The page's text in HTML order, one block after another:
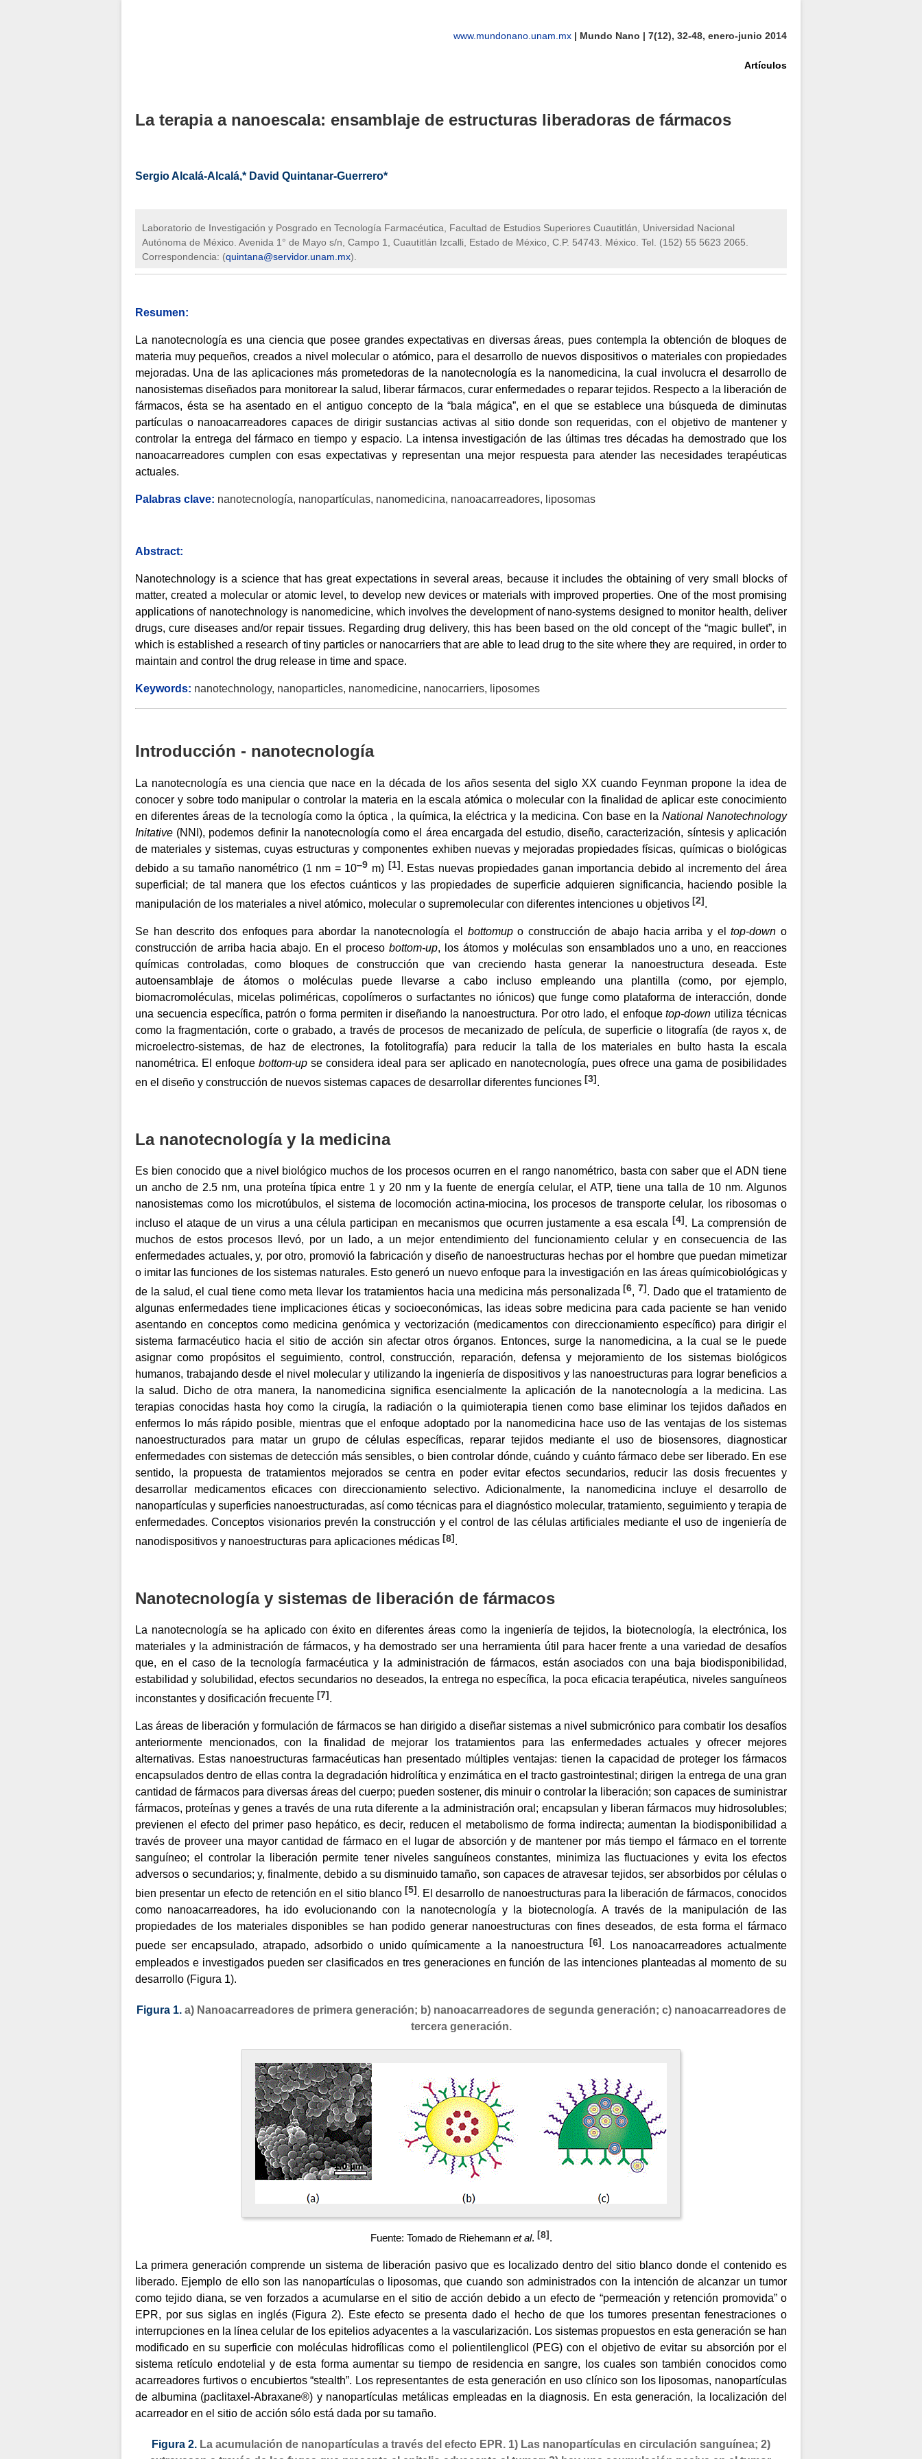
www.mundonano.unam.mx | Mundo Nano | 7(12), 32-48, enero-junio 2014
Artículos
La terapia a nanoescala: ensamblaje de estructuras liberadoras de fármacos
Sergio Alcalá-Alcalá,* David Quintanar-Guerrero*
Laboratorio de Investigación y Posgrado en Tecnología Farmacéutica, Facultad de Estudios Superiores Cuautitlán, Universidad Nacional
Autónoma de México. Avenida 1° de Mayo s/n, Campo 1, Cuautitlán Izcalli, Estado de México, C.P. 54743. México. Tel. (152) 55 5623 2065.
Correspondencia: (quintana@servidor.unam.mx).
Resumen:
La nanotecnología es una ciencia que posee grandes expectativas en diversas áreas, pues contempla la obtención de bloques de
materia muy pequeños, creados a nivel molecular o atómico, para el desarrollo de nuevos dispositivos o materiales con propiedades
mejoradas. Una de las aplicaciones más prometedoras de la nanotecnología es la nanomedicina, la cual involucra el desarrollo de
nanosistemas diseñados para monitorear la salud, liberar fármacos, curar enfermedades o reparar tejidos. Respecto a la liberación de
fármacos, ésta se ha asentado en el antiguo concepto de la “bala mágica”, en el que se establece una búsqueda de diminutas
partículas o nanoacarreadores capaces de dirigir sustancias activas al sitio donde son requeridas, con el objetivo de mantener y
controlar la entrega del fármaco en tiempo y espacio. La intensa investigación de las últimas tres décadas ha demostrado que los
nanoacarreadores cumplen con esas expectativas y representan una mejor respuesta para atender las necesidades terapéuticas
actuales.
Palabras clave: nanotecnología, nanopartículas, nanomedicina, nanoacarreadores, liposomas
Abstract:
Nanotechnology is a science that has great expectations in several areas, because it includes the obtaining of very small blocks of
matter, created a molecular or atomic level, to develop new devices or materials with improved properties. One of the most promising
applications of nanotechnology is nanomedicine, which involves the development of nano-systems designed to monitor health, deliver
drugs, cure diseases and/or repair tissues. Regarding drug delivery, this has been based on the old concept of the “magic bullet”, in
which is established a research of tiny particles or nanocarriers that are able to lead drug to the site where they are required, in order to
maintain and control the drug release in time and space.
Keywords: nanotechnology, nanoparticles, nanomedicine, nanocarriers, liposomes
Introducción - nanotecnología
La nanotecnología es una ciencia que nace en la década de los años sesenta del siglo XX cuando Feynman propone la idea de
conocer y sobre todo manipular o controlar la materia en la escala atómica o molecular con la finalidad de aplicar este conocimiento
en diferentes áreas de la tecnología como la óptica , la química, la eléctrica y la medicina. Con base en laNational Nanotechnology
Initative (NNI), podemos definir la nanotecnología como el área encargada del estudio, diseño, caracterización, síntesis y aplicación
de materiales y sistemas, cuyas estructuras y componentes exhiben nuevas y mejoradas propiedades físicas, químicas o biológicas
debido a su tamaño nanométrico (1 nm = 10‒9 m) [1]. Estas nuevas propiedades ganan importancia debido al incremento del área
superficial; de tal manera que los efectos cuánticos y las propiedades de superficie adquieren significancia, haciendo posible la
manipulación de los materiales a nivel atómico, molecular o supremolecular con diferentes intenciones u objetivos [2].
Se han descrito dos enfoques para abordar la nanotecnología el bottomupo construcción de abajo hacia arriba y eltop-down o
construcción de arriba hacia abajo. En el proceso bottom-up, los átomos y moléculas son ensamblados uno a uno, en reacciones
químicas controladas, como bloques de construcción que van creciendo hasta generar la nanoestructura deseada. Este
autoensamblaje de átomos o moléculas puede llevarse a cabo incluso empleando una plantilla (como, por ejemplo,
biomacromoléculas, micelas poliméricas, copolímeros o surfactantes no iónicos) que funge como plataforma de interacción, donde
una secuencia específica, patrón o forma permiten ir diseñando la nanoestructura. Por otro lado, el enfoquetop-down utiliza técnicas
como la fragmentación, corte o grabado, a través de procesos de mecanizado de película, de superficie o litografía (de rayos x, de
microelectro-sistemas, de haz de electrones, la fotolitografía) para reducir la talla de los materiales en bulto hasta la escala
nanométrica. El enfoquebottom-up se considera ideal para ser aplicado en nanotecnología, pues ofrece una gama de posibilidades
en el diseño y construcción de nuevos sistemas capaces de desarrollar diferentes funciones [3].
La nanotecnología y la medicina
Es bien conocido que a nivel biológico muchos de los procesos ocurren en el rango nanométrico, basta con saber que el ADN tiene
un ancho de 2.5 nm, una proteína típica entre 1 y 20 nm y la fuente de energía celular, el ATP, tiene una talla de 10 nm. Algunos
nanosistemas como los microtúbulos, el sistema de locomoción actina-miocina, los procesos de transporte celular, los ribosomas o
incluso el ataque de un virus a una célula participan en mecanismos que ocurren justamente a esa escala [4]. La comprensión de
muchos de estos procesos llevó, por un lado, a un mejor entendimiento del funcionamiento celular y en consecuencia de las
enfermedades actuales, y, por otro, promovió la fabricación y diseño de nanoestructuras hechas por el hombre que puedan mimetizar
o imitar las funciones de los sistemas naturales. Esto generó un nuevo enfoque para la investigación en las áreas químicobiológicas y
de la salud, el cual tiene como meta llevar los tratamientos hacia una medicina más personalizada[6, 7]. Dado que el tratamiento de
algunas enfermedades tiene implicaciones éticas y socioeconómicas, las ideas sobre medicina para cada paciente se han venido
asentando en conceptos como medicina genómica y vectorización (medicamentos con direccionamiento específico) para dirigir el
sistema farmacéutico hacia el sitio de acción sin afectar otros órganos. Entonces, surge la nanomedicina, a la cual se le puede
asignar como propósitos el seguimiento, control, construcción, reparación, defensa y mejoramiento de los sistemas biológicos
humanos, trabajando desde el nivel molecular y utilizando la ingeniería de dispositivos y las nanoestructuras para lograr beneficios a
la salud. Dicho de otra manera, la nanomedicina significa esencialmente la aplicación de la nanotecnología a la medicina. Las
terapias conocidas hasta hoy como la cirugía, la radiación o la quimioterapia tienen como base eliminar los tejidos dañados en
enfermos lo más rápido posible, mientras que el enfoque adoptado por la nanomedicina hace uso de las ventajas de los sistemas
nanoestructurados para matar un grupo de células específicas, reparar tejidos mediante el uso de biosensores, diagnosticar
enfermedades con sistemas de detección más sensibles, o bien controlar dónde, cuándo y cuánto fármaco debe ser liberado. En ese
sentido, la propuesta de tratamientos mejorados se centra en poder evitar efectos secundarios, reducir las dosis frecuentes y
desarrollar medicamentos eficaces con direccionamiento selectivo. Adicionalmente, la nanomedicina incluye el desarrollo de
nanopartículas y superficies nanoestructuradas, así como técnicas para el diagnóstico molecular, tratamiento, seguimiento y terapia de
enfermedades. Conceptos visionarios prevén la construcción y el control de las células artificiales mediante el uso de ingeniería de
nanodispositivos y nanoestructuras para aplicaciones médicas [8].
Nanotecnología y sistemas de liberación de fármacos
La nanotecnología se ha aplicado con éxito en diferentes áreas como la ingeniería de tejidos, la biotecnología, la electrónica, los
materiales y la administración de fármacos, y ha demostrado ser una herramienta útil para hacer frente a una variedad de desafíos
que, en el caso de la tecnología farmacéutica y la administración de fármacos, están asociados con una baja biodisponibilidad,
estabilidad y solubilidad, efectos secundarios no deseados, la entrega no específica, la poca eficacia terapéutica, niveles sanguíneos
inconstantes y dosificación frecuente [7].
Las áreas de liberación y formulación de fármacos se han dirigido a diseñar sistemas a nivel submicrónico para combatir los desafíos
anteriormente mencionados, con la finalidad de mejorar los tratamientos para las enfermedades actuales y ofrecer mejores
alternativas. Estas nanoestructuras farmacéuticas han presentado múltiples ventajas: tienen la capacidad de proteger los fármacos
encapsulados dentro de ellas contra la degradación hidrolítica y enzimática en el tracto gastrointestinal; dirigen la entrega de una gran
cantidad de fármacos para diversas áreas del cuerpo; pueden sostener, dis minuir o controlar la liberación; son capaces de suministrar
fármacos, proteínas y genes a través de una ruta diferente a la administración oral; encapsulan y liberan fármacos muy hidrosolubles;
previenen el efecto del primer paso hepático, es decir, reducen el metabolismo de forma indirecta; aumentan la biodisponibilidad a
través de proveer una mayor cantidad de fármaco en el lugar de absorción y de mantener por más tiempo el fármaco en el torrente
sanguíneo; el controlar la liberación permite tener niveles sanguíneos constantes, minimiza las fluctuaciones y evita los efectos
adversos o secundarios; y, finalmente, debido a su disminuido tamaño, son capaces de atravesar tejidos, ser absorbidos por células o
bien presentar un efecto de retención en el sitio blanco [5]. El desarrollo de nanoestructuras para la liberación de fármacos, conocidos
como nanoacarreadores, ha ido evolucionando con la nanotecnología y la biotecnología. A través de la manipulación de las
propiedades de los materiales disponibles se han podido generar nanoestructuras con fines deseados, de esta forma el fármaco
puede ser encapsulado, atrapado, adsorbido o unido químicamente a la nanoestructura[6]. Los nanoacarreadores actualmente
empleados e investigados pueden ser clasificados en tres generaciones en función de las intenciones planteadas al momento de su
desarrollo (Figura 1).
Figura 1.a) Nanoacarreadores de primera generación; b) nanoacarreadores de segunda generación; c) nanoacarreadores de
tercera generación.
Fuente: Tomado de Riehemann et al. [8] .
La primera generación comprende un sistema de liberación pasivo que es localizado dentro del sitio blanco donde el contenido es
liberado. Ejemplo de ello son las nanopartículas o liposomas, que cuando son administrados con la intención de alcanzar un tumor
como tejido diana, se ven forzados a acumularse en el sitio de acción debido a un efecto de “permeación y retención promovida” o
EPR, por sus siglas en inglés (Figura 2). Este efecto se presenta dado el hecho de que los tumores presentan fenestraciones o
interrupciones en la línea celular de los epitelios adyacentes a la vascularización. Los sistemas propuestos en esta generación se han
modificado en su superficie con moléculas hidrofílicas como el polientilenglicol (PEG) con el objetivo de evitar su absorción por el
sistema retículo endotelial y de esta forma aumentar su tiempo de residencia en sangre, los cuales son también conocidos como
acarreadores furtivos o encubiertos “stealth”. Los representantes de esta generación en uso clínico son los liposomas, nanopartículas
de albumina (paclitaxel-Abraxane®) y nanopartículas metálicas empleadas en la diagnosis. En esta generación, la localización del
acarreador en el sitio de acción sólo está dada por su tamaño.
Figura 2. La acumulación de nanopartículas a través del efecto EPR. 1) Las nanopartículas en circulación sanguínea; 2)